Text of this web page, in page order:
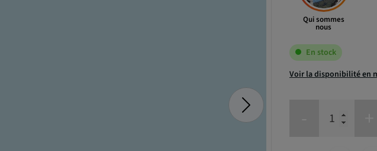
Qui sommes
nous
En stock
Voir la disponibilité en